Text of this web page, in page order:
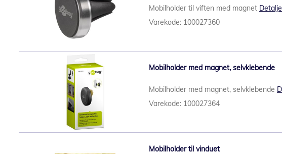
Mobilholder til viften med magnet
Varekode: 100027360
Mobilholder med magnet, selvklebende
Mobilholder med magnet, selvklebende
Varekode: 100027364
Mobilholder til vinduet